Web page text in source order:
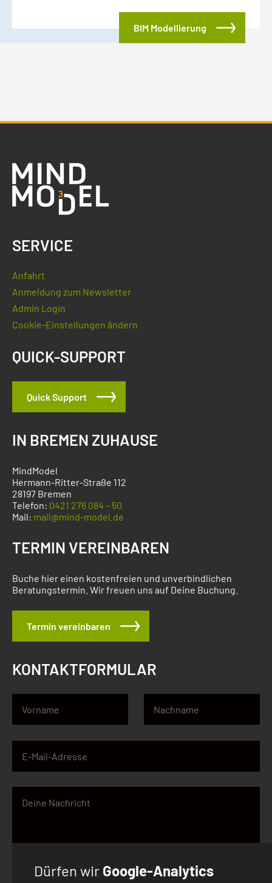
BIM Modellierung
SERVICE
Anfahrt
Anmeldung zum Newsletter
Admin Login
Cookie-Einstellungen ändern
QUICK-SUPPORT
Quick Support
IN BREMEN ZUHAUSE
MindModel
Hermann-Ritter-Straße 112
28197 Bremen
Telefon: 0421 276 084 – 50
Mail: mail@mind-model.de
TERMIN VEREINBAREN
Buche hier einen kostenfreien und unverbindlichen
Beratungstermin. Wir freuen uns auf Deine Buchung.
Termin vereinbaren
KONTAKTFORMULAR
Dürfen wir Google-Analytics